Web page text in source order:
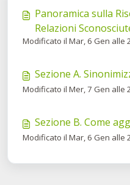
Panoramica sulla
Relazioni
Modificato il Mar, 6 Gen alle
Sezione A.
Modificato il Mer, 7 Gen alle
Sezione B. Come
Modificato il Mar, 6 Gen alle